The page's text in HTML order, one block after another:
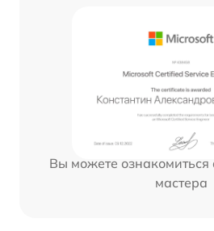
Вы можете ознакомиться
мастера